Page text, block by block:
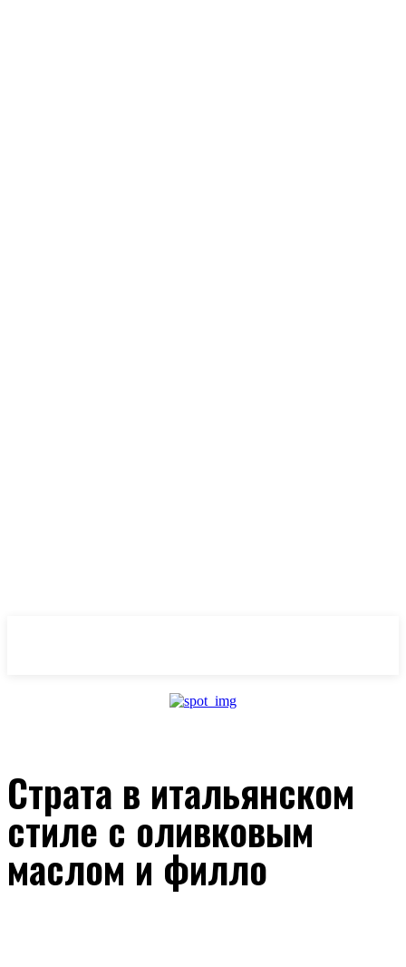
Страта в итальянском
стиле с оливковым
маслом и филло